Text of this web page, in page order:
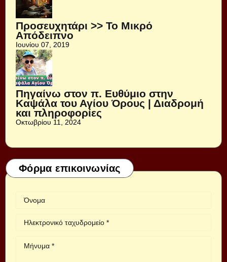
Προσευχητάρι >> Το Μικρό
Απόδειπνο
Ιουνίου 07, 2019
Πηγαίνω στον π. Ευθύμιο στην
Καψάλα του Αγίου Όρους | Διαδρομή
και πληροφορίες
Οκτωβρίου 11, 2024
Φόρμα επικοινωνίας